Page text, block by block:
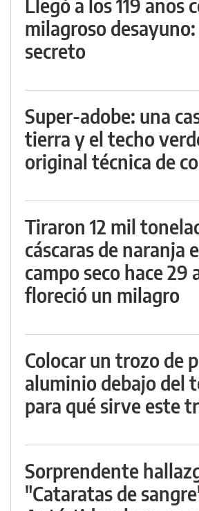
Llegó a los 119 años
milagroso desayuno:
secreto
Super-adobe: una
tierra y el techo
original técnica de
Tiraron 12 mil
cáscaras de naranja
campo seco hace 29
floreció un milagro
Colocar un trozo de
aluminio debajo del
para qué sirve este
Sorprendente
"Cataratas de